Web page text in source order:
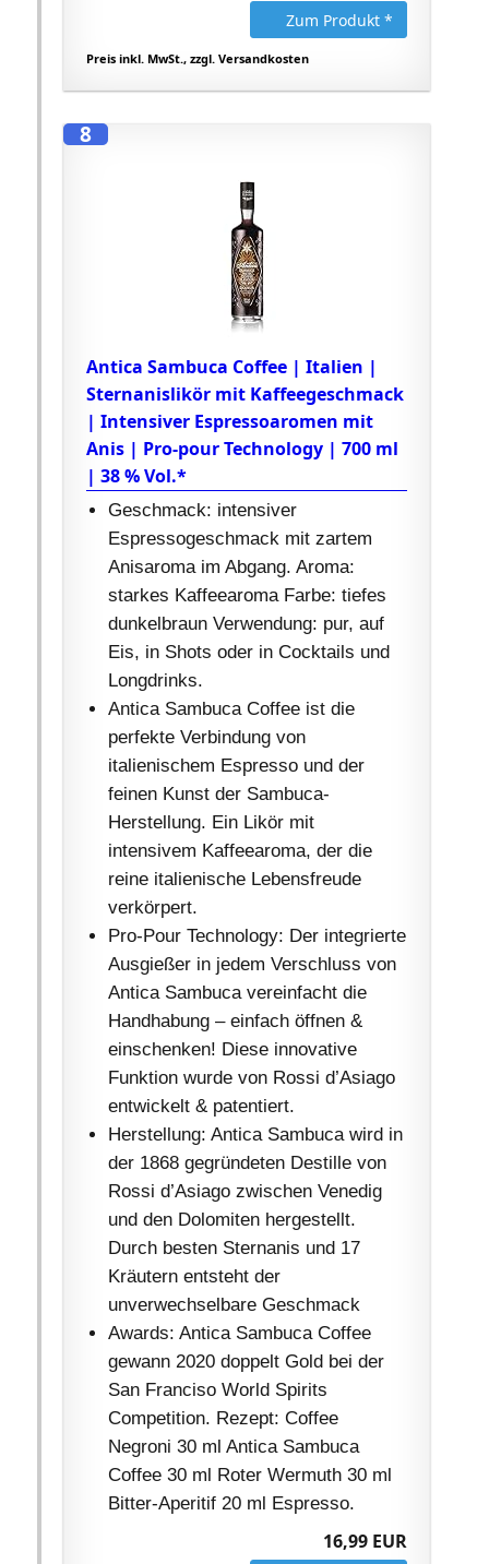
Zum Produkt *
Preis inkl. MwSt., zzgl. Versandkosten
8
Antica Sambuca Coffee | Italien |
Sternanislikör mit Kaffeegeschmack
| Intensiver Espressoaromen mit
Anis | Pro-pour Technology | 700 ml
| 38 % Vol.*
Geschmack: intensiver
Espressogeschmack mit zartem
Anisaroma im Abgang. Aroma:
starkes Kaffeearoma Farbe: tiefes
dunkelbraun Verwendung: pur, auf
Eis, in Shots oder in Cocktails und
Longdrinks.
Antica Sambuca Coffee ist die
perfekte Verbindung von
italienischem Espresso und der
feinen Kunst der Sambuca-
Herstellung. Ein Likör mit
intensivem Kaffeearoma, der die
reine italienische Lebensfreude
verkörpert.
Pro-Pour Technology: Der integrierte
Ausgießer in jedem Verschluss von
Antica Sambuca vereinfacht die
Handhabung – einfach öffnen &
einschenken! Diese innovative
Funktion wurde von Rossi d’Asiago
entwickelt & patentiert.
Herstellung: Antica Sambuca wird in
der 1868 gegründeten Destille von
Rossi d’Asiago zwischen Venedig
und den Dolomiten hergestellt.
Durch besten Sternanis und 17
Kräutern entsteht der
unverwechselbare Geschmack
Awards: Antica Sambuca Coffee
gewann 2020 doppelt Gold bei der
San Franciso World Spirits
Competition. Rezept: Coffee
Negroni 30 ml Antica Sambuca
Coffee 30 ml Roter Wermuth 30 ml
Bitter-Aperitif 20 ml Espresso.
16,99 EUR